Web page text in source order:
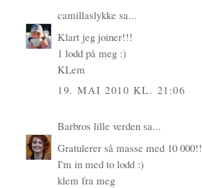
camillaslykke sa...
Klart jeg joiner!!!
1 lodd på meg :)
KLem
19. MAI 2010 KL. 21:06
Barbros lille verden sa...
Gratulerer så masse med 10 000!!
I'm in med to lodd :)
klem fra meg